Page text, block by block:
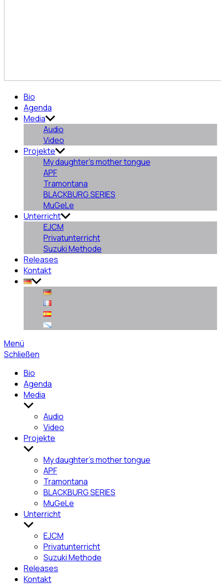
Pajón
Fernández
Bio
Agenda
Media
Audio
Video
Projekte
My daughter’s mother tongue
APF
Tramontana
BLACKBURG SERIES
MuGeLe
Unterricht
EJCM
Privatunterricht
Suzuki Methode
Releases
Kontakt
Menü
Schließen
Bio
Agenda
Media
Untermenü
anzeigen
Audio
Video
Projekte
Untermenü
anzeigenMy daughter’s mother tongue
APF
Tramontana
BLACKBURG SERIES
MuGeLe
Unterricht
Untermenü
anzeigen
EJCM
Privatunterricht
Suzuki Methode
Releases
Kontakt